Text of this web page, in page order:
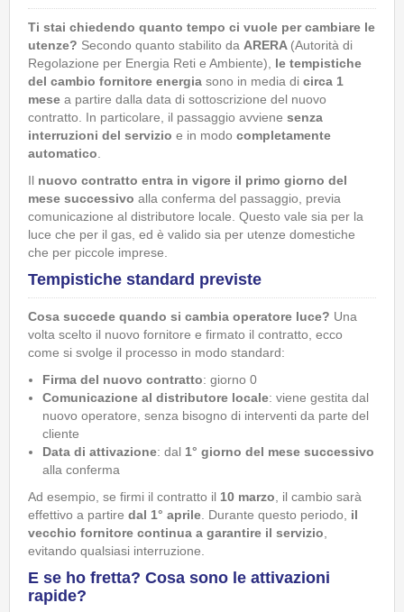
Ti stai chiedendo quanto tempo ci vuole per cambiare le
utenze? Secondo quanto stabilito da ARERA (Autorità di
Regolazione per Energia Reti e Ambiente), le tempistiche
del cambio fornitore energia sono in media di circa 1
mese a partire dalla data di sottoscrizione del nuovo
contratto. In particolare, il passaggio avviene senza
interruzioni del servizio e in modo completamente
automatico
Il nuovo contratto entra in vigore il primo giorno del
mese successivo alla conferma del passaggio, previa
comunicazione al distributore locale. Questo vale sia per la
luce che per il gas, ed è valido sia per utenze domestiche
che per piccole imprese.
Tempistiche standard previste
Cosa succede quando si cambia operatore luce? Una
volta scelto il nuovo fornitore e firmato il contratto, ecco
come si svolge il processo in modo standard:
Firma del nuovo contratto: giorno 0
Comunicazione al distributore locale: viene gestita dal
nuovo operatore, senza bisogno di interventi da parte del
cliente
Data di attivazione: dal 1° giorno del mese successivo
alla conferma
Ad esempio, se firmi il contratto il 10 marzo , il cambio sarà
effettivo a partire dal 1° aprile . Durante questo periodo, il
vecchio fornitore continua a garantire il servizio
evitando qualsiasi interruzione.
E se ho fretta? Cosa sono le attivazioni
rapide?